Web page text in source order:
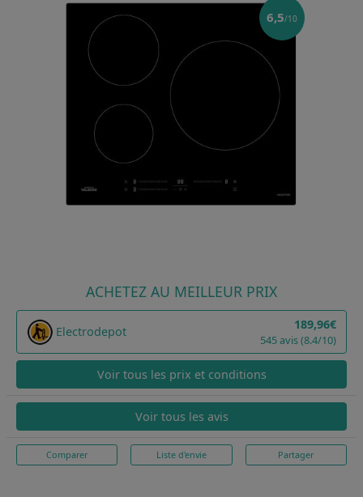
6,5/10
ACHETEZ AU MEILLEUR PRIX
Electrodepot 189,96€
545 avis (8.4/10)
Voir tous les prix et conditions
Voir tous les avis
Comparer Liste d'envie Partager